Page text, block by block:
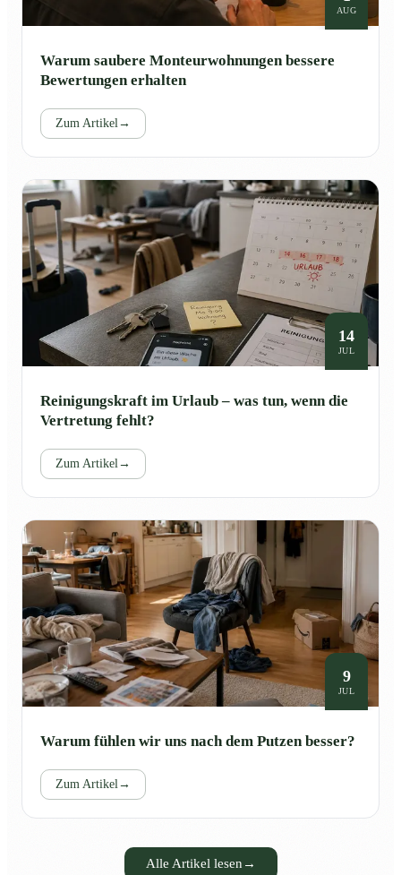
AUG
Warum saubere Monteurwohnungen bessere
Bewertungen erhalten
Zum Artikel→
14
JUL
Reinigungskraft im Urlaub – was tun, wenn die
Vertretung fehlt?
Zum Artikel→
9
JUL
Warum fühlen wir uns nach dem Putzen besser?
Zum Artikel→
Alle Artikel lesen →